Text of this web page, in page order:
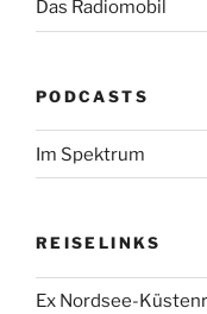
Das Radiomobil
PODCASTS
Im Spektrum
REISELINKS
Ex Nordsee-